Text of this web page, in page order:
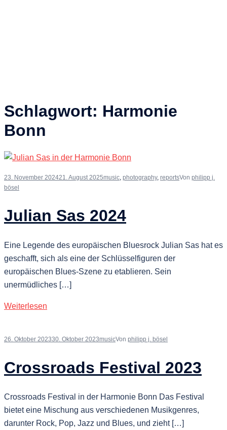
Schlagwort: Harmonie
Bonn
23. November 202421. August 2025music, photography, reportsVon philipp j.
bösel
Julian Sas 2024
Eine Legende des europäischen Bluesrock Julian Sas hat es
geschafft, sich als eine der Schlüsselfiguren der
europäischen Blues-Szene zu etablieren. Sein
unermüdliches […]
Weiterlesen
26. Oktober 202330. Oktober 2023musicVon philipp j. bösel
Crossroads Festival 2023
Crossroads Festival in der Harmonie Bonn Das Festival
bietet eine Mischung aus verschiedenen Musikgenres,
darunter Rock, Pop, Jazz und Blues, und zieht […]